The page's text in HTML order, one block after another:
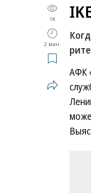
1K
2 мин.
АФК